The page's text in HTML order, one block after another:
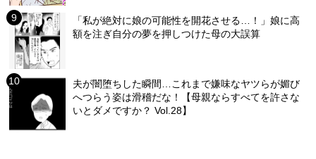
「私が絶対に娘の可能性を開花させる…！」娘に高
額を注ぎ自分の夢を押しつけた母の大誤算
夫が闇堕ちした瞬間…これまで嫌味なヤツらが媚び
へつらう姿は滑稽だな！【母親ならすべてを許さな
いとダメですか？ Vol.28】